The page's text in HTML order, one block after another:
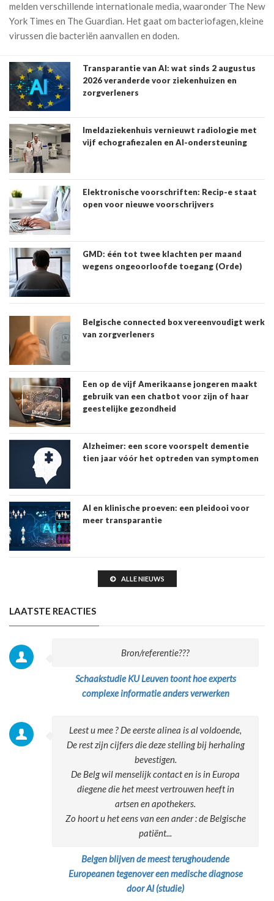
melden verschillende internationale media, waaronder The New
York Times en The Guardian. Het gaat om bacteriofagen, kleine
virussen die bacteriën aanvallen en doden.
Transparantie van AI: wat sinds 2 augustus
2026 veranderde voor ziekenhuizen en
zorgverleners
Imeldaziekenhuis vernieuwt radiologie met
vijf echografiezalen en AI-ondersteuning
Elektronische voorschriften: Recip-e staat
open voor nieuwe voorschrijvers
GMD: één tot twee klachten per maand
wegens ongeoorloofde toegang (Orde)
Belgische connected box vereenvoudigt werk
van zorgverleners
Een op de vijf Amerikaanse jongeren maakt
gebruik van een chatbot voor zijn of haar
geestelijke gezondheid
Alzheimer: een score voorspelt dementie
tien jaar vóór het optreden van symptomen
AI en klinische proeven: een pleidooi voor
meer transparantie
ALLE NIEUWS
LAATSTE REACTIES
Bron/referentie???
Schaakstudie KU Leuven toont hoe experts
complexe informatie anders verwerken
Leest u mee ? De eerste alinea is al voldoende,
De rest zijn cijfers die deze stelling bij herhaling
bevestigen.
De Belg wil menselijk contact en is in Europa
diegene die het meest vertrouwen heeft in
artsen en apothekers.
Zo hoort u het eens van een ander : de Belgische
patiënt...
Belgen blijven de meest terughoudende
Europeanen tegenover een medische diagnose
door AI (studie)